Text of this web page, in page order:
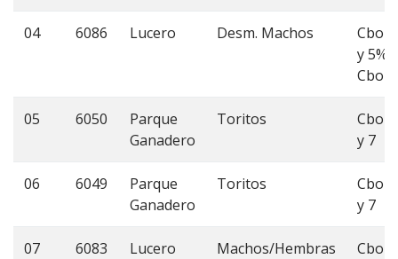
04 6086 Lucero Desm. Machos
Cbo 8
y 5%
Cbo 7
05 6050
Parque
Ganadero
Toritos
Cbo 8
y 7
06 6049
Parque
Ganadero
Toritos
Cbo 8
y 7
07 6083 Lucero Machos/Hembras
Cbo